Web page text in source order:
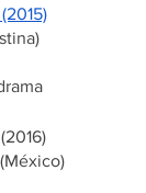
(2016)